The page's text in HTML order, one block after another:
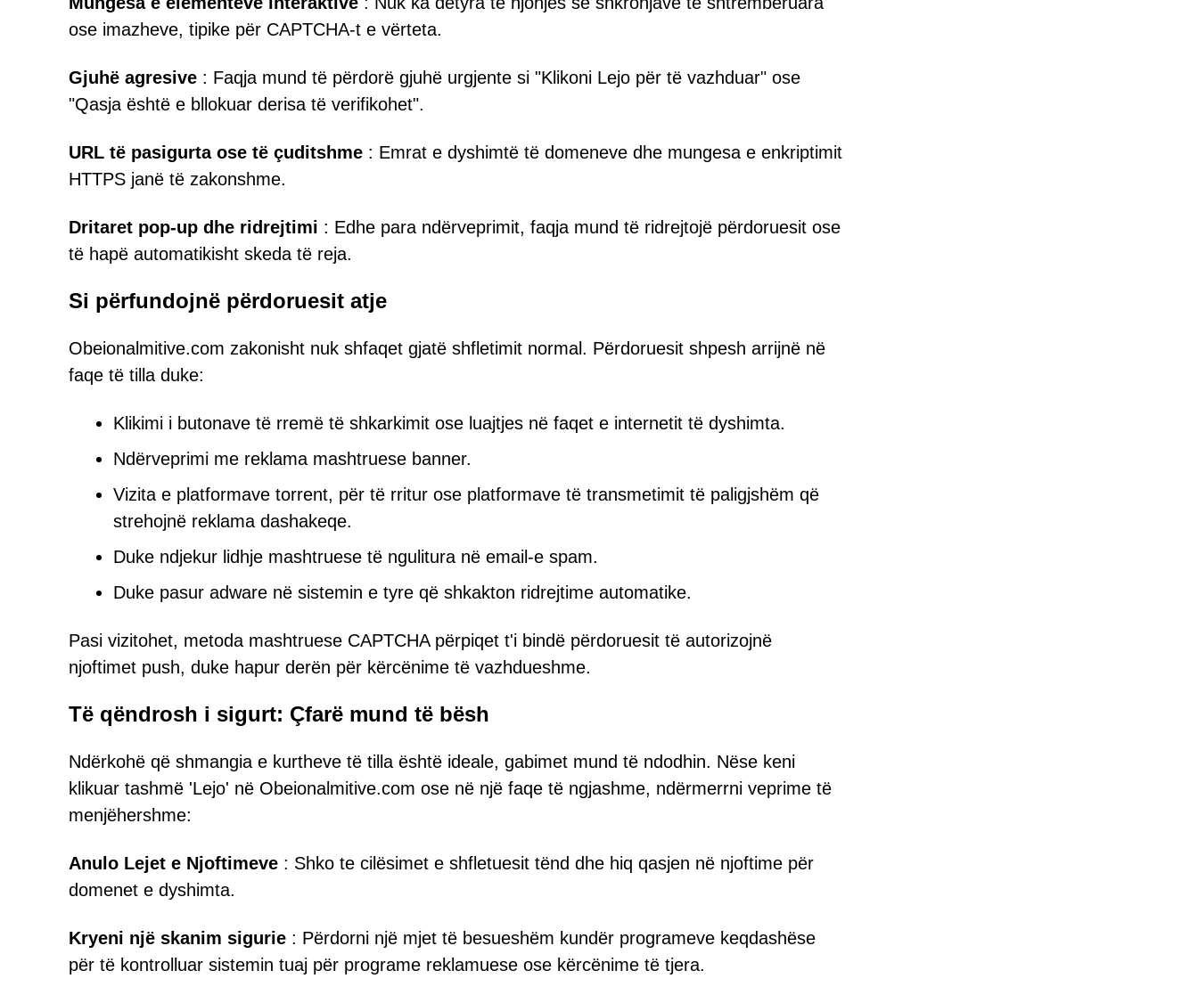
ose imazheve, tipike për CAPTCHA-t e vërteta.
Gjuhë agresive : Faqja mund të përdorë gjuhë urgjente si "Klikoni Lejo për të vazhduar" ose
"Qasja është e bllokuar derisa të verifikohet".
URL të pasigurta ose të çuditshme : Emrat e dyshimtë të domeneve dhe mungesa e enkriptimit
HTTPS janë të zakonshme.
Dritaret pop-up dhe ridrejtimi : Edhe para ndërveprimit, faqja mund të ridrejtojë përdoruesit ose
të hapë automatikisht skeda të reja.
Si përfundojnë përdoruesit atje
Obeionalmitive.com zakonisht nuk shfaqet gjatë shfletimit normal. Përdoruesit shpesh arrijnë në
faqe të tilla duke:
Klikimi i butonave të rremë të shkarkimit ose luajtjes në faqet e internetit të dyshimta.
Ndërveprimi me reklama mashtruese banner.
Vizita e platformave torrent, për të rritur ose platformave të transmetimit të paligjshëm që
strehojnë reklama dashakeqe.
Duke ndjekur lidhje mashtruese të ngulitura në email-e spam.
Duke pasur adware në sistemin e tyre që shkakton ridrejtime automatike.
Pasi vizitohet, metoda mashtruese CAPTCHA përpiqet t'i bindë përdoruesit të autorizojnë
njoftimet push, duke hapur derën për kërcënime të vazhdueshme.
Të qëndrosh i sigurt: Çfarë mund të bësh
Ndërkohë që shmangia e kurtheve të tilla është ideale, gabimet mund të ndodhin. Nëse keni
klikuar tashmë 'Lejo' në Obeionalmitive.com ose në një faqe të ngjashme, ndërmerrni veprime të
menjëhershme:
Anulo Lejet e Njoftimeve : Shko te cilësimet e shfletuesit tënd dhe hiq qasjen në njoftime për
domenet e dyshimta.
Kryeni një skanim sigurie : Përdorni një mjet të besueshëm kundër programeve keqdashëse
për të kontrolluar sistemin tuaj për programe reklamuese ose kërcënime të tjera.